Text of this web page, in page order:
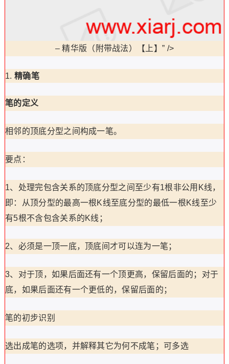
–精华版（附带战法）【上】” />
精确笔
笔的定义
相邻的顶底分型之间构成一笔。
要点：
1、处理完包含关系的顶底分型之间至少有1根非公用K线，
即：从顶分型的最高一根K线至底分型的最低一根K线至少
有5根不含包含关系的K线；
2、必须是一顶一底，顶底间才可以连为一笔；
3、对于顶，如果后面还有一个顶更高，保留后面的；对于
底，如果后面还有一个更低的，保留后面的；
笔的初步识别
选出成笔的选项，并解释其它为何不成笔；可多选